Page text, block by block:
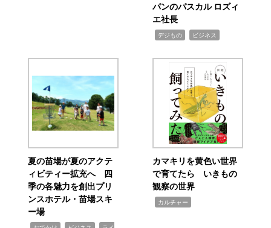
パンのパスカル ロズィ
エ社長
デジもの ビジネス
夏の苗場が夏のアクテ
ィビティー拡充へ 四
季の各魅力を創出プリ
ンスホテル・苗場スキ
ー場
カマキリを黄色い世界
で育てたら いきもの
観察の世界
カルチャー